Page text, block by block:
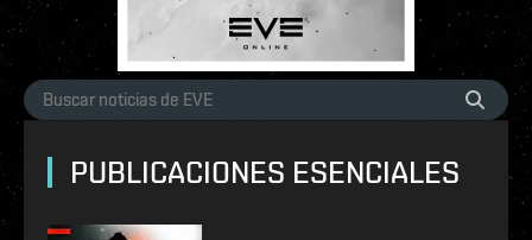
PUBLICACIONES ESENCIALES